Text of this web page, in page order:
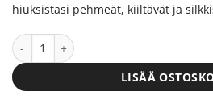
hiuksistasi pehmeät, kiiltävät ja
Fanola No Yellow Mask 100 ml määrä
LISÄÄ